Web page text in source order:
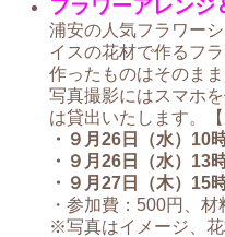
フラワーアレンジ
浦安の人気フラワー
イスの花材で作るフ
作ったものはそのま
写真撮影にはスマホ
は貸出いたします。【
・９月26日（水）10
・９月26日（水）13
・９月27日（木）15
・参加費：500円、
※写真はイメージ、